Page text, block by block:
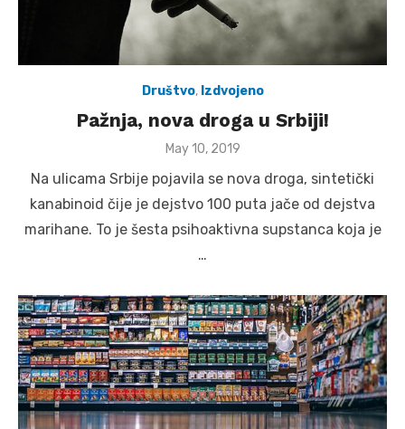
Društvo, Izdvojeno
Pažnja, nova droga u Srbiji!
Posted
May 10, 2019
Na ulicama Srbije pojavila se nova droga, sintetički
kanabinoid čije je dejstvo 100 puta jače od dejstva
marihane. To je šesta psihoaktivna supstanca koja je
…